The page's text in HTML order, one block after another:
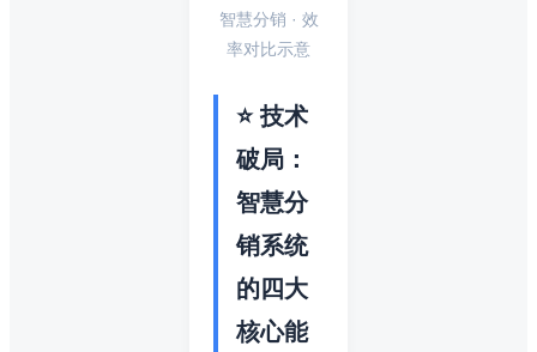
智慧分销 · 效
率对比示意
⭐ 技术
破局：
智慧分
销系统
的四大
核心能